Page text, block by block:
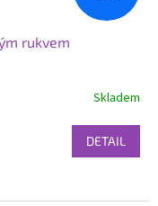
rukvem
Skladem
DETAIL